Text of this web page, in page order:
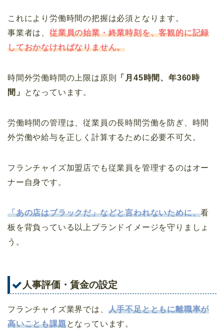
これにより労働時間の把握は必須となります。
事業者は、 従業員の始業・終業時刻を、客観的に記録
しておかなければなりません。
時間外労働時間の上限は原則
「月45時間、年360時
間」
となっています。
労働時間の管理は、従業員の長時間労働を防ぎ、時間
外労働や給与を正しく計算するために必要不可欠。
フランチャイズ加盟店でも従業員を管理するのはオー
ナー自身です。
「あの店はブラックだ」などと言われないために、看
板を背負っている以上ブランドイメージを守りましょ
う。
人事評価・賃金の設定
フランチャイズ業界では、 人手不足とともに離職率が
高いことも課題となっています。